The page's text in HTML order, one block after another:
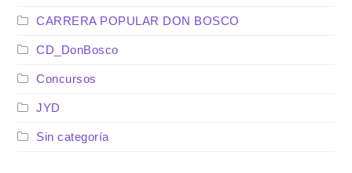
CARRERA POPULAR DON BOSCO
CD_DonBosco
Concursos
JYD
Sin categoría